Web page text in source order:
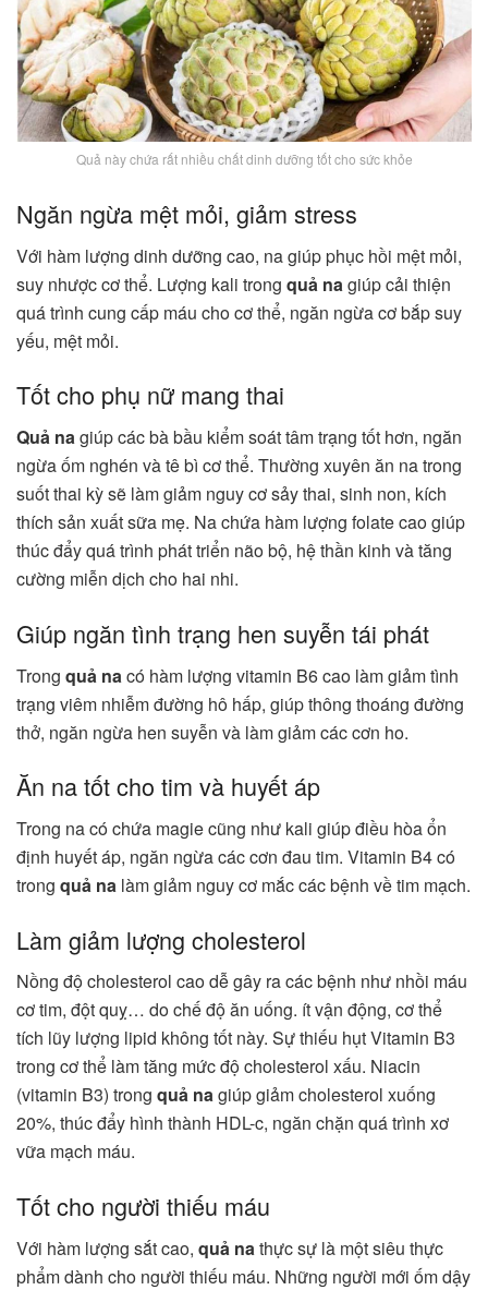
Quả này chứa rất nhiều chất dinh dưỡng tốt cho sức khỏe
Ngăn ngừa mệt mỏi, giảm stress
Với hàm lượng dinh dưỡng cao, na giúp phục hồi mệt mỏi,
suy nhược cơ thể. Lượng kali trong quả nagiúp cải thiện
quá trình cung cấp máu cho cơ thể, ngăn ngừa cơ bắp suy
yếu, mệt mỏi.
Tốt cho phụ nữ mang thai
Quả nagiúp các bà bầu kiểm soát tâm trạng tốt hơn, ngăn
ngừa ốm nghén và tê bì cơ thể. Thường xuyên ăn na trong
suốt thai kỳ sẽ làm giảm nguy cơ sảy thai, sinh non, kích
thích sản xuất sữa mẹ. Na chứa hàm lượng folate cao giúp
thúc đẩy quá trình phát triển não bộ, hệ thần kinh và tăng
cường miễn dịch cho hai nhi.
Giúp ngăn tình trạng hen suyễn tái phát
Trong quả nacó hàm lượng vitamin B6 cao làm giảm tình
trạng viêm nhiễm đường hô hấp, giúp thông thoáng đường
thở, ngăn ngừa hen suyễn và làm giảm các cơn ho.
Ăn na tốt cho tim và huyết áp
Trong na có chứa magie cũng như kali giúp điều hòa ổn
định huyết áp, ngăn ngừa các cơn đau tim. Vitamin B4 có
trong quả na làm giảm nguy cơ mắc các bệnh về tim mạch.
Làm giảm lượng cholesterol
Nồng độ cholesterol cao dễ gây ra các bệnh như nhồi máu
cơ tim, đột quỵ… do chế độ ăn uống. ít vận động, cơ thể
tích lũy lượng lipid không tốt này. Sự thiếu hụt Vitamin B3
trong cơ thể làm tăng mức độ cholesterol xấu. Niacin
(vitamin B3) trong quả nagiúp giảm cholesterol xuống
20%, thúc đẩy hình thành HDL-c, ngăn chặn quá trình xơ
vữa mạch máu.
Tốt cho người thiếu máu
Với hàm lượng sắt cao, quả nathực sự là một siêu thực
phẩm dành cho người thiếu máu. Những người mới ốm dậy